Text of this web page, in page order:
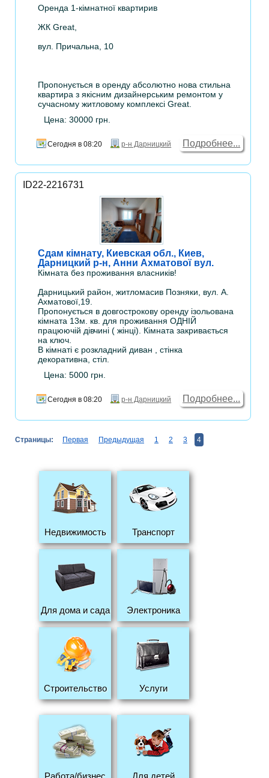
Оренда 1-кімнатної квартирив
ЖК Great,
вул. Причальна, 10
Пропонується в оренду абсолютно нова стильна
квартира з якісним дизайнерським ремонтом у
сучасному житловому комплексі Great.
Цена: 30000 грн.
Сегодня в 08:20 р-н Дарницкий Подробнее...
ID22-2216731
Сдам кімнату, Киевская обл., Киев,
Дарницкий р-н, Анни Ахматової вул.
Кімната без проживання власників!
Дарницький район, житломасив Позняки, вул. А.
Ахматової,19.
Пропонується в довгострокову оренду ізольована
кімната 13м. кв. для проживання ОДНІЙ
працюючій дівчині ( жінці). Кімната закривається
на ключ.
В кімнаті є розкладний диван , стінка
декоративна, стіл.
Цена: 5000 грн.
Сегодня в 08:20 р-н Дарницкий Подробнее...
Страницы: Первая Предыдущая 1 2 3 4
Недвижимость Транспорт
Для дома и сада Электроника
Строительство Услуги